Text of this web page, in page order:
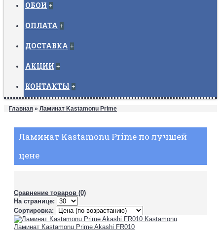
ОБОИ +
ОПЛАТА +
ДОСТАВКА +
АКЦИИ +
КОНТАКТЫ +
Главная » Ламинат Kastamonu Prime
Ламинат Kastamonu Prime по лучшей
цене
Сравнение товаров (0)
На странице:
Сортировка:
Ламинат Kastamonu Prime Akashi FR010